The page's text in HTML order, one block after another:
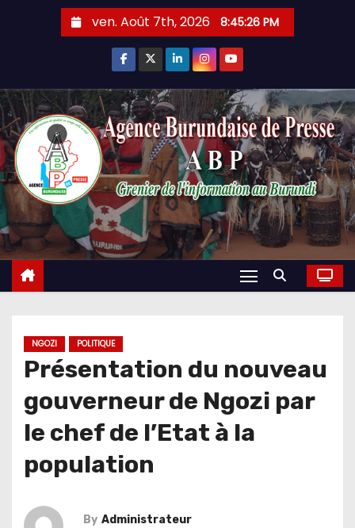
ven. Août 7th, 2026 8:45:27 PM
NGOZI POLITIQUE
Présentation du nouveau
gouverneur de Ngozi par
le chef de l’Etat à la
population
By Administrateur